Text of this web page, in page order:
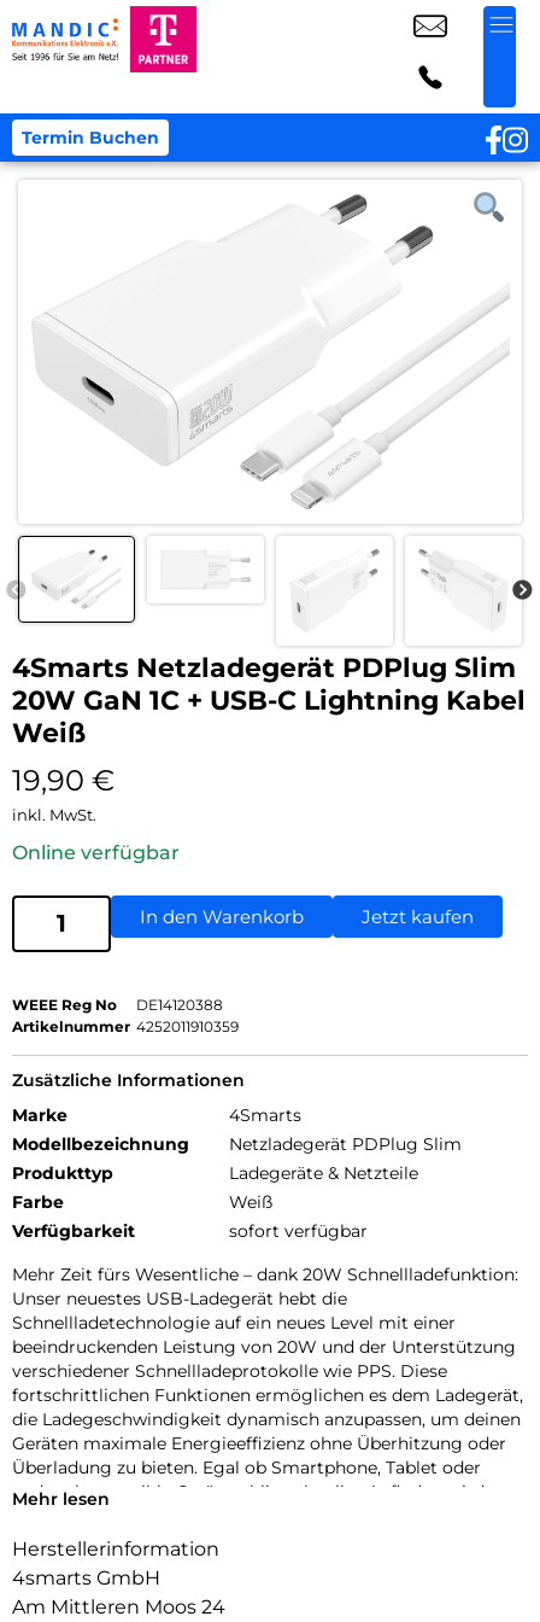
Termin Buchen
4Smarts Netzladegerät PDPlug Slim
20W GaN 1C + USB-C Lightning Kabel
Weiß
19,90 €
inkl. MwSt.
Online verfügbar
In den Warenkorb Jetzt kaufen
WEEE Reg No
DE14120388
Artikelnummer 4252011910359
Zusätzliche Informationen
Marke
4Smarts
Modellbezeichnung
Netzladegerät PDPlug Slim
Produkttyp
Ladegeräte & Netzteile
Farbe
Weiß
Verfügbarkeit
sofort verfügbar
Mehr Zeit fürs Wesentliche – dank 20W Schnellladefunktion:
Unser neuestes USB-Ladegerät hebt die
Schnellladetechnologie auf ein neues Level mit einer
beeindruckenden Leistung von 20W und der Unterstützung
verschiedener Schnellladeprotokolle wie PPS. Diese
fortschrittlichen Funktionen ermöglichen es dem Ladegerät,
die Ladegeschwindigkeit dynamisch anzupassen, um deinen
Geräten maximale Energieeffizienz ohne Überhitzung oder
Überladung zu bieten. Egal ob Smartphone, Tablet oder
andere kompatible Geräte – blitzschnelles Aufladen wird
das Wesentliche lassen. Ein unverzichtbarer Begleiter für
Modernes Design trifft modernen Lifestyle:
Mehr lesen
Herstellerinformation
4smarts GmbH
Am Mittleren Moos 24